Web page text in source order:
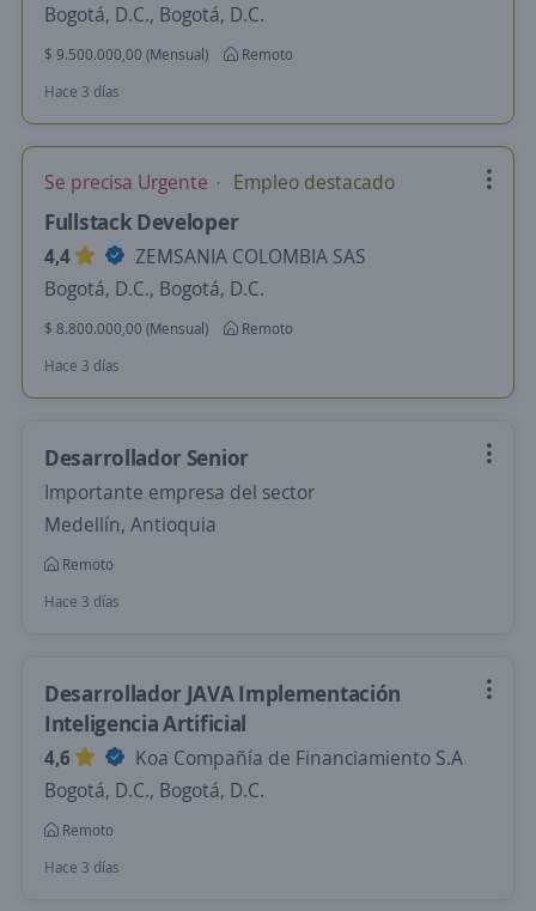
Bogotá, D.C., Bogotá, D.C.
$ 9.500.000,00 (Mensual)
Remoto
Hace 3 días
Se precisa Urgente Empleo destacado
Fullstack Developer
4,4
ZEMSANIA COLOMBIA SAS
Bogotá, D.C., Bogotá, D.C.
$ 8.800.000,00 (Mensual)
Remoto
Hace 3 días
Desarrollador Senior
Importante empresa del sector
Medellín, Antioquia
Remoto
Hace 3 días
Desarrollador JAVA Implementación
Inteligencia Artificial
4,6
Koa Compañía de Financiamiento S.A
Bogotá, D.C., Bogotá, D.C.
Remoto
Hace 3 días